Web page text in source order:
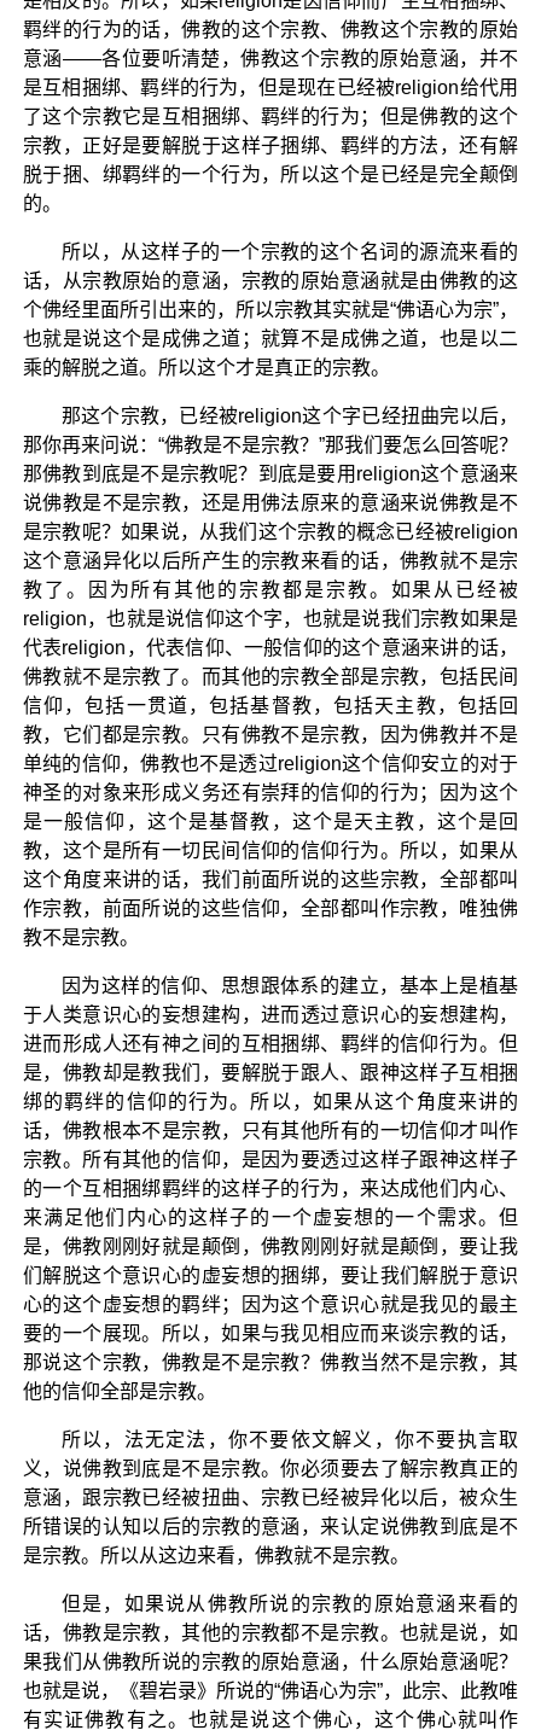
羁绊的行为的话，佛教的这个宗教、佛教这个宗教的原始
意涵——各位要听清楚，佛教这个宗教的原始意涵，并不
是互相捆绑、羁绊的行为，但是现在已经被religion给代用
了这个宗教它是互相捆绑、羁绊的行为；但是佛教的这个
宗教，正好是要解脱于这样子捆绑、羁绊的方法，还有解
脱于捆、绑羁绊的一个行为，所以这个是已经是完全颠倒
的。
所以，从这样子的一个宗教的这个名词的源流来看的
话，从宗教原始的意涵，宗教的原始意涵就是由佛教的这
个佛经里面所引出来的，所以宗教其实就是“佛语心为宗”，
也就是说这个是成佛之道；就算不是成佛之道，也是以二
乘的解脱之道。所以这个才是真正的宗教。
那这个宗教，已经被religion这个字已经扭曲完以后，
那你再来问说：“佛教是不是宗教？”那我们要怎么回答呢？
那佛教到底是不是宗教呢？到底是要用religion这个意涵来
说佛教是不是宗教，还是用佛法原来的意涵来说佛教是不
是宗教呢？如果说，从我们这个宗教的概念已经被religion
这个意涵异化以后所产生的宗教来看的话，佛教就不是宗
教了。因为所有其他的宗教都是宗教。如果从已经被
religion，也就是说信仰这个字，也就是说我们宗教如果是
代表religion，代表信仰、一般信仰的这个意涵来讲的话，
佛教就不是宗教了。而其他的宗教全部是宗教，包括民间
信仰，包括一贯道，包括基督教，包括天主教，包括回
教，它们都是宗教。只有佛教不是宗教，因为佛教并不是
单纯的信仰，佛教也不是透过religion这个信仰安立的对于
神圣的对象来形成义务还有崇拜的信仰的行为；因为这个
是一般信仰，这个是基督教，这个是天主教，这个是回
教，这个是所有一切民间信仰的信仰行为。所以，如果从
这个角度来讲的话，我们前面所说的这些宗教，全部都叫
作宗教，前面所说的这些信仰，全部都叫作宗教，唯独佛
教不是宗教。
因为这样的信仰、思想跟体系的建立，基本上是植基
于人类意识心的妄想建构，进而透过意识心的妄想建构，
进而形成人还有神之间的互相捆绑、羁绊的信仰行为。但
是，佛教却是教我们，要解脱于跟人、跟神这样子互相捆
绑的羁绊的信仰的行为。所以，如果从这个角度来讲的
话，佛教根本不是宗教，只有其他所有的一切信仰才叫作
宗教。所有其他的信仰，是因为要透过这样子跟神这样子
的一个互相捆绑羁绊的这样子的行为，来达成他们内心、
来满足他们内心的这样子的一个虚妄想的一个需求。但
是，佛教刚刚好就是颠倒，佛教刚刚好就是颠倒，要让我
们解脱这个意识心的虚妄想的捆绑，要让我们解脱于意识
心的这个虚妄想的羁绊；因为这个意识心就是我见的最主
要的一个展现。所以，如果与我见相应而来谈宗教的话，
那说这个宗教，佛教是不是宗教？佛教当然不是宗教，其
他的信仰全部是宗教。
所以，法无定法，你不要依文解义，你不要执言取
义，说佛教到底是不是宗教。你必须要去了解宗教真正的
意涵，跟宗教已经被扭曲、宗教已经被异化以后，被众生
所错误的认知以后的宗教的意涵，来认定说佛教到底是不
是宗教。所以从这边来看，佛教就不是宗教。
但是，如果说从佛教所说的宗教的原始意涵来看的
话，佛教是宗教，其他的宗教都不是宗教。也就是说，如
果我们从佛教所说的宗教的原始意涵，什么原始意涵呢？
也就是说，《碧岩录》所说的“佛语心为宗”，此宗、此教唯
有实证佛教有之。也就是说这个佛心，这个佛心就叫作